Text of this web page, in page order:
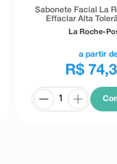
Sabonete Facial La
Effaclar Alta
La Roche-
a partir
R$